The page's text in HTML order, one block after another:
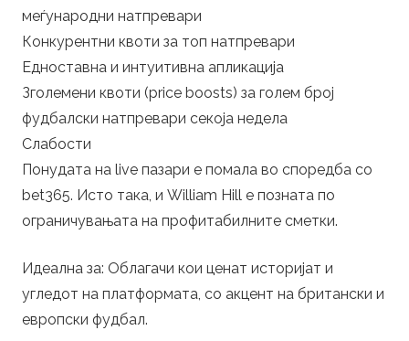
меѓународни натпревари
Конкурентни квоти за топ натпревари
Едноставна и интуитивна апликација
Зголемени квоти (price boosts) за голем број
фудбалски натпревари секоја недела
Слабости
Понудата на live пазари е помала во споредба со
bet365. Исто така, и William Hill е позната по
ограничувањата на профитабилните сметки.
Идеална за: Облагачи кои ценат историјат и
угледот на платформата, со акцент на британски и
европски фудбал.